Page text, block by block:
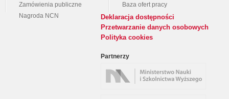
Zamówienia publiczne
Nagroda NCN
Baza ofert pracy
Deklaracja dostępności
Przetwarzanie danych osobowych
Polityka cookies
Partnerzy